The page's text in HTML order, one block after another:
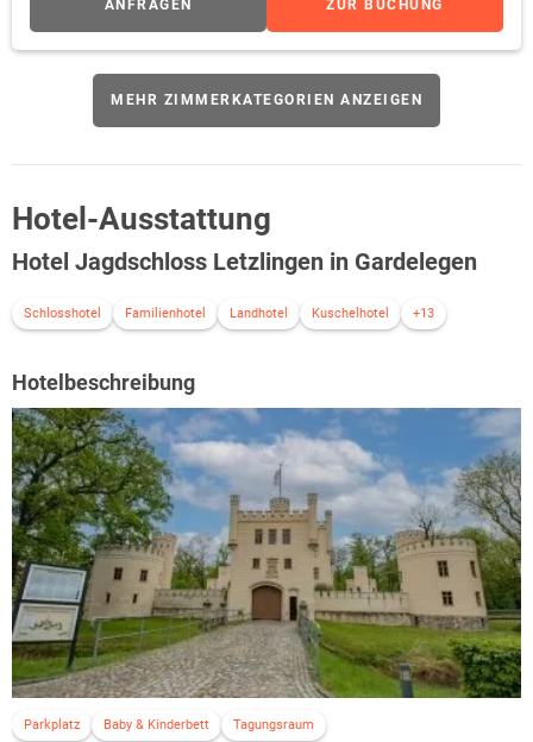
sowie ein geräumiger Kleiderschrank gehören ebenfalls zur
Ausstattung. Das Badezimmer ist mit einer Dusche, einem WC
und einem Haartrockner eingerichtet.
ANFRAGEN ZUR BUCHUNG
MEHR ZIMMERKATEGORIEN ANZEIGEN
Hotel-Ausstattung
Hotel Jagdschloss Letzlingen in Gardelegen
Schlosshotel Familienhotel Landhotel Kuschelhotel +13
Hotelbeschreibung
Parkplatz Baby & Kinderbett Tagungsraum